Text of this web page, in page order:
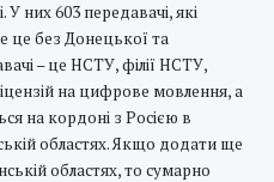
них 603 передавачі, які
це без Донецької та
– це НСТУ, філії НСТУ,
на цифрове мовлення, а
на кордоні з Росією в
областях. Якщо додати ще
областях, то сумарно